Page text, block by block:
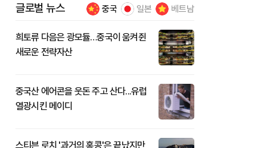
글로벌 뉴스 중국 일본 베트남
희토류 다음은 광모듈…중국이 움켜쥔
새로운 전략자산
중국산 에어콘을 웃돈 주고 산다...유럽
열광시킨 메이디
스티븐 로치 '과거의 홍콩'은 끝났지만